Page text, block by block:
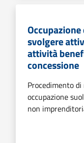
svolgere
attività
concessione
Procedimento
occupazione
non